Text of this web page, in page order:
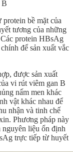
B
bề mặt của
tương của những
protein HBsAg
để sản xuất vắc
được sản xuất
vi rút viêm gan B
nấm men khác
vật khác nhau để
nhận và tinh chế
Phương pháp này
liệu ổn định
trực tiếp từ huyết